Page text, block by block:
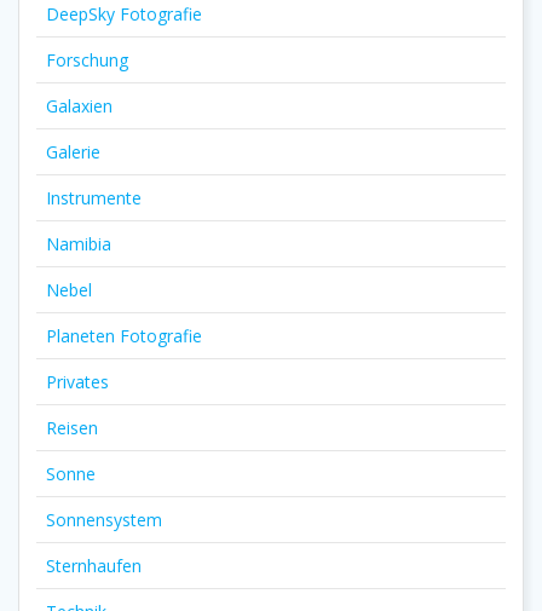
DeepSky Fotografie
Forschung
Galaxien
Galerie
Instrumente
Namibia
Nebel
Planeten Fotografie
Privates
Reisen
Sonne
Sonnensystem
Sternhaufen